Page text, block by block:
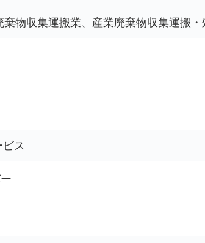
物収集運搬業、産業廃棄物収集運搬・
ス